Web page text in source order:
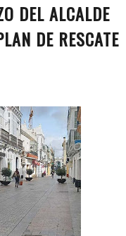
DEL ALCALDE
DE RESCATE